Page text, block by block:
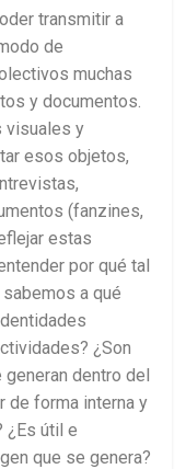
transmitir a
de
muchas
y documentos.
visuales y
esos objetos,
(fanzines,
estas
por qué tal
a qué
¿Son
dentro del
de forma interna y
¿Es útil e
que se genera?